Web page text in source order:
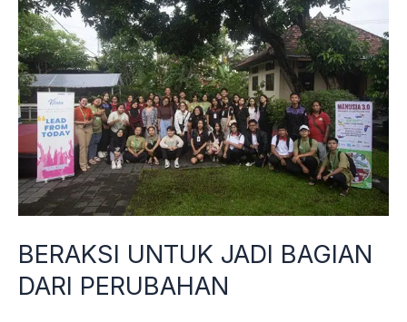
BERAKSI UNTUK JADI BAGIAN
DARI PERUBAHAN
UNTUK
JADI
BAGIAN
DARI
PERUBAHAN